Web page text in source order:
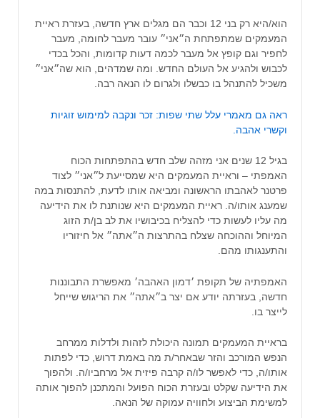
הוא/היא רק בני 12 וכבר הם מגלים ארץ חדשה, בעזרת ראיית
המעמקים שמתפתחת ה״אני״ עובר מעבר לחומה, מעבר
לחפיר וגם קופץ אל מעבר לכמה דעות קדומות, והכל בכדי
לכבוש ולהגיע אל העולם החדש. ומה שמדהים, הוא שה״אני״
משכיל להתנהל בו כבשלו ולגרום לו הנאה רבה.
ראה גם מאמרי עלל שתי שפות: זכר ונקבה למימוש זוגיות
וקשרי אהבה.
בגיל 12 שנים אני מזהה שלב חדש בהתפתחות הכוח
האמפתי – וראיית המעמקים היא שמסייעת ל״אני״ לצוד
פרטנר לאהבתו הראשונה ומביאה אותו לדעת, להתנסות במה
שמענג אותו/ה. ראיית המעמקים היא שנותנת לו את הידיעה
מה עליו לעשות כדי להצליח בכיבושיו את לב בן/ת הזוג
המיוחל וההוכחה שצלח בהתרצות ה״אתה״ אל חיזוריו
והתענגותו מהם.
האמפתיה של תקופת ׳דמון האהבה׳ מאפשרת התבוננות
חדשה, בעזרתה יודע אם יצר ב״אתה״ את הריגוש שייחל
לייצר בו.
בראיית המעמקים תמונה היכולת לזהות ולדלות ממרחב
הנפש המורכב והזר שבאחר/ת מה באמת דרוש, כדי לפתות
אותו/ה, כדי לאפשר לו/ה קרבה פיזית אל מרחביו/ה. ולהפוך
את הידיעה שקלט ובעזרת הכוח הפועל והמתכנן להפוך אותה
למשימת הביצוע ולחוויה עמוקה של הנאה.